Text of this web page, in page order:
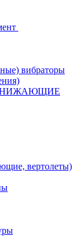
вибраторы
вертолеты)